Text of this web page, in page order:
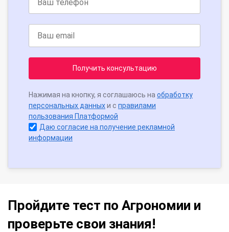
Получить консультацию
Нажимая на кнопку, я соглашаюсь на обработку
персональных данныхи с правилами
пользования Платформой
Даю согласие на получение рекламной
информации
Пройдите тест по Агрономии и
проверьте свои знания!